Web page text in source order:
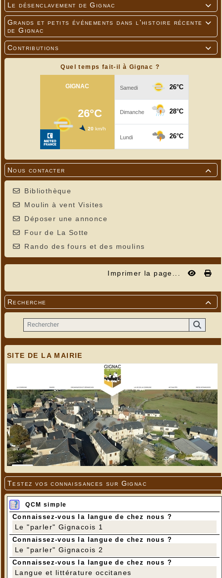

Le désenclavement de Gignac

Grands et petits événements dans l'histoire récente
de Gignac

Contributions
Quel temps fait-il à Gignac ?

Nous contacter
Bibliothèque
Moulin à vent Visites
Déposer une annonce
Four de La Sotte
Rando des fours et des moulins
Imprimer la page...

Recherche
SITE DE LA MAIRIE
Testez vos connaissances sur Gignac
QCM simple
Connaissez-vous la langue de chez nous ?
Le "parler" Gignacois 1
Connaissez-vous la langue de chez nous ?
Le "parler" Gignacois 2
Connaissez-vous la langue de chez nous ?
Langue et littérature occitanes